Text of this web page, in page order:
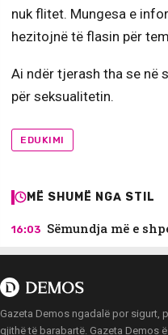
nuk flitet. Mungesa e
hezitojnë të flasin për
Ai ndër tjerash tha se në
për seksualitetin.
EDUKIMI
MË SHUMË NGA STIL
16:03 Sëmundja më e
Gazeta Demos ngadalë por sigurt,
gjithë të barabartë. Gazeta Demos